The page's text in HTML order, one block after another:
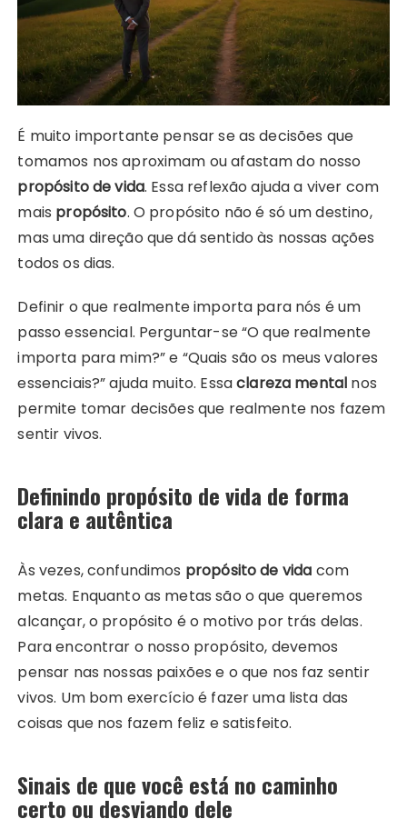
É muito importante pensar se as decisões que
tomamos nos aproximam ou afastam do nosso
propósito de vida. Essa reflexão ajuda a viver com
mais propósito. O propósito não é só um destino,
mas uma direção que dá sentido às nossas ações
todos os dias.
Definir o que realmente importa para nós é um
passo essencial. Perguntar-se “O que realmente
importa para mim?” e “Quais são os meus valores
essenciais?” ajuda muito. Essaclareza mental nos
permite tomar decisões que realmente nos fazem
sentir vivos.
Definindo propósito de vida de forma
clara e autêntica
Às vezes, confundimos propósito de vida com
metas. Enquanto as metas são o que queremos
alcançar, o propósito é o motivo por trás delas.
Para encontrar o nosso propósito, devemos
pensar nas nossas paixões e o que nos faz sentir
vivos. Um bom exercício é fazer uma lista das
coisas que nos fazem feliz e satisfeito.
Sinais de que você está no caminho
certo ou desviando dele